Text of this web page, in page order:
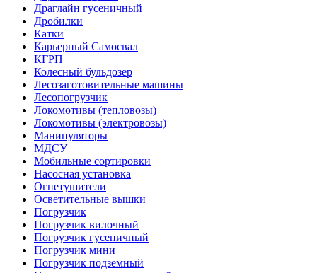
Драглайн гусеничный
Дробилки
Катки
Карьерный Самосвал
КГРП
Колесный бульдозер
Лесозаготовительные машины
Лесопогрузчик
Локомотивы (тепловозы)
Локомотивы (электровозы)
Манипуляторы
МДСУ
Мобильные сортировки
Насосная установка
Огнетушители
Осветительные вышки
Погрузчик
Погрузчик вилочный
Погрузчик гусеничный
Погрузчик мини
Погрузчик подземный